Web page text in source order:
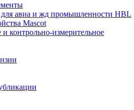
авиа и жд промышленности HBL
Mascot
контрольно-измерительное